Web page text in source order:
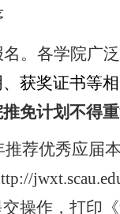
名。各学院广
获奖证书等
免计划不得
推荐优秀应届
操作，打印